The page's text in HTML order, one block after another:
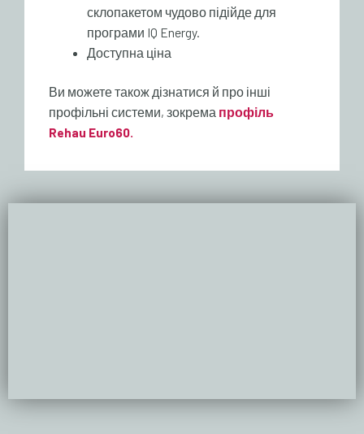
склопакетом чудово підійде для
програми IQ Energy.
Доступна ціна
Ви можете також дізнатися й про інші
профільні системи, зокрема профіль
Rehau Euro60.